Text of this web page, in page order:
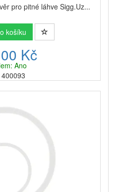
pro pitné láhve Sigg.Uz...
košíku
Kč
Ano